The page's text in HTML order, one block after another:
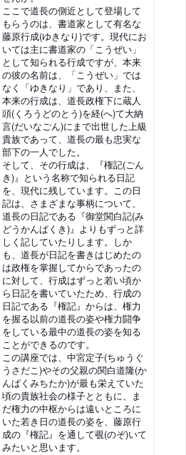
ここで道長の側近として登場して
もらうのは、書道家として有名な
藤原行成(ゆきなり)です。現代にお
いては主に書道家の「こうぜい」
として知られる行成ですが、本来
の彼の名前は、「こうぜい」では
なく「ゆきなり」であり、また、
本来の行成は、道長政権下に蔵人
頭(くろうどのとう)を経(へ)て大納
言(だいなごん)にまで出世した上級
貴族であって、道長の最も忠実な
部下の一人でした。
そして、その行成は、『権記(ごん
き)』という名称で知られる日記
を、現代に残しています。この日
記は、さまざまな事柄について、
道長の日記である『御堂関白記(み
どうかんぱくき)』よりもずっと詳
しく記していたりします。しか
も、道長が日記を書きはじめたの
は政権を掌握してからであったの
に対して、行成はずっと若い頃か
ら日記を書いていたため、行成の
日記である『権記』からは、権力
を握る以前の道長の姿や権力闘争
をしている最中の道長の姿を知る
ことができるのです。
この講座では、中宮定子(ちゅうぐ
うさだこ)やその父親の関白道隆(か
んぱくみちたか)が最も栄えていた
頃の貴族社会の様子とともに、ま
だ権力の中枢からは遠いところに
いた若き日の道長の姿を、藤原行
成の『権記』を通して覗(のぞ)いて
みたいと思います。